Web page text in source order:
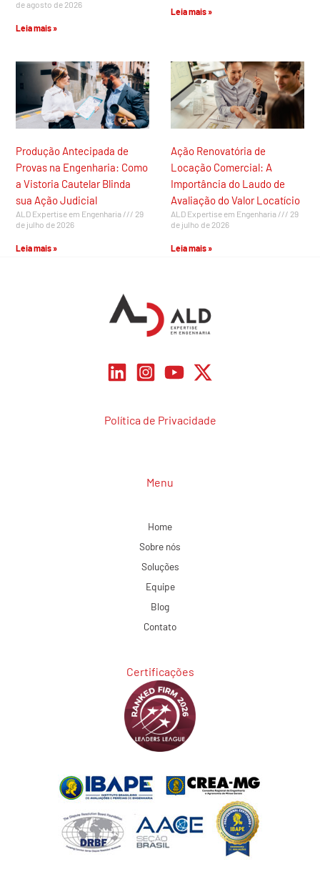
de agosto de 2026
Leia mais »
Leia mais »
Produção Antecipada de
Provas na Engenharia: Como
a Vistoria Cautelar Blinda
sua Ação Judicial
ALD Expertise em Engenharia
29
de julho de 2026
Leia mais »
Ação Renovatória de
Locação Comercial: A
Importância do Laudo de
Avaliação do Valor Locatício
ALD Expertise em Engenharia
29
de julho de 2026
Leia mais »
Política de Privacidade
Menu
Home
Sobre nós
Soluções
Equipe
Blog
Contato
Certificações